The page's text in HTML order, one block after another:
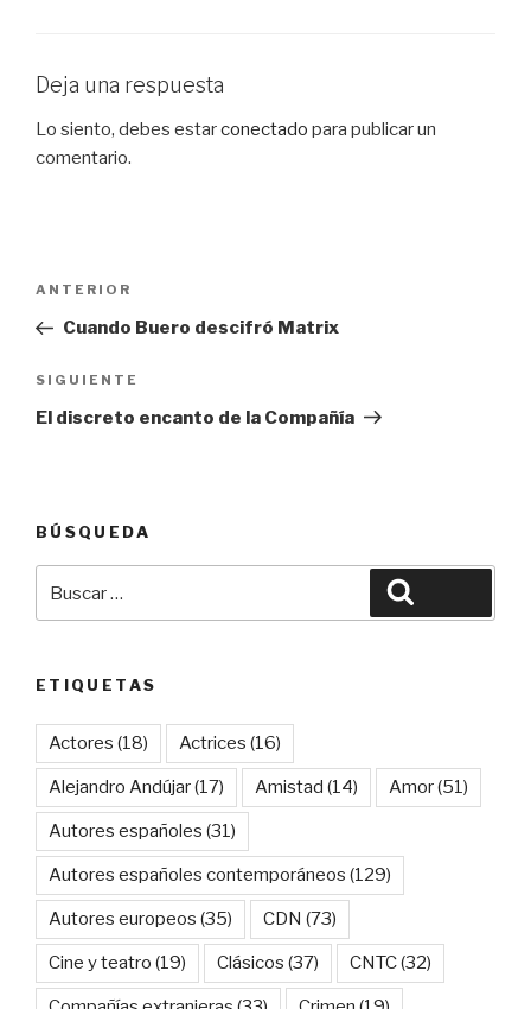
Deja una respuesta
Lo siento, debes estarconectado para publicar un
comentario.
entradas
Entrada
anterior:
ANTERIOR
Cuando Buero descifró Matrix
Siguiente
entrada
SIGUIENTE
El discreto encanto de la Compañía
BÚSQUEDA
por:
ETIQUETAS
Actores (18) Actrices (16)
Alejandro Andújar(17) Amistad (14) Amor(51)
Autores españoles (31)
Autores españoles contemporáneos (129)
Autores europeos (35) CDN (73)
Cine y teatro (19) Clásicos (37) CNTC(32)